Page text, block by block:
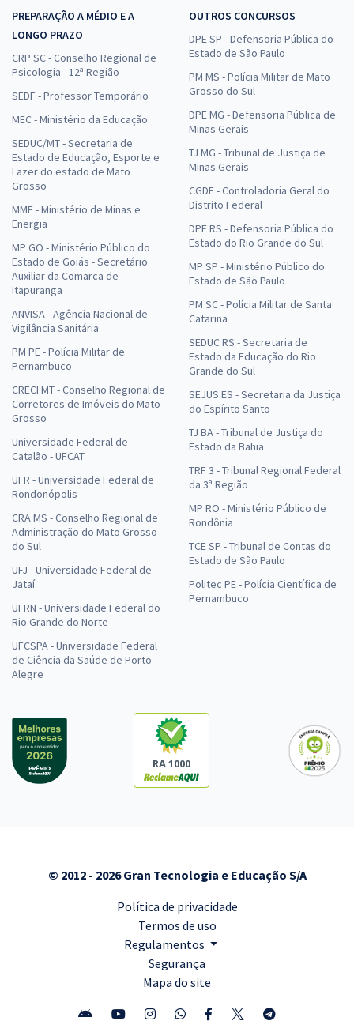
PREPARAÇÃO A MÉDIO E A
LONGO PRAZO
CRP SC - Conselho Regional de
Psicologia - 12ª Região
SEDF - Professor Temporário
MEC - Ministério da Educação
SEDUC/MT - Secretaria de
Estado de Educação, Esporte e
Lazer do estado de Mato
Grosso
MME - Ministério de Minas e
Energia
MP GO - Ministério Público do
Estado de Goiás - Secretário
Auxiliar da Comarca de
Itapuranga
ANVISA - Agência Nacional de
Vigilância Sanitária
PM PE - Polícia Militar de
Pernambuco
CRECI MT - Conselho Regional de
Corretores de Imóveis do Mato
Grosso
Universidade Federal de
Catalão - UFCAT
UFR - Universidade Federal de
Rondonópolis
CRA MS - Conselho Regional de
Administração do Mato Grosso
do Sul
UFJ - Universidade Federal de
Jataí
UFRN - Universidade Federal do
Rio Grande do Norte
UFCSPA - Universidade Federal
de Ciência da Saúde de Porto
Alegre
OUTROS CONCURSOS
DPE SP - Defensoria Pública do
Estado de São Paulo
PM MS - Polícia Militar de Mato
Grosso do Sul
DPE MG - Defensoria Pública de
Minas Gerais
TJ MG - Tribunal de Justiça de
Minas Gerais
CGDF - Controladoria Geral do
Distrito Federal
DPE RS - Defensoria Pública do
Estado do Rio Grande do Sul
MP SP - Ministério Público do
Estado de São Paulo
PM SC - Polícia Militar de Santa
Catarina
SEDUC RS - Secretaria de
Estado da Educação do Rio
Grande do Sul
SEJUS ES - Secretaria da Justiça
do Espírito Santo
TJ BA - Tribunal de Justiça do
Estado da Bahia
TRF 3 - Tribunal Regional Federal
da 3ª Região
MP RO - Ministério Público de
Rondônia
TCE SP - Tribunal de Contas do
Estado de São Paulo
Politec PE - Polícia Científica de
Pernambuco
RA 1000
© 2012 - 2026 Gran Tecnologia e Educação S/A
Política de privacidade
Termos de uso
Regulamentos
Segurança
Mapa do site